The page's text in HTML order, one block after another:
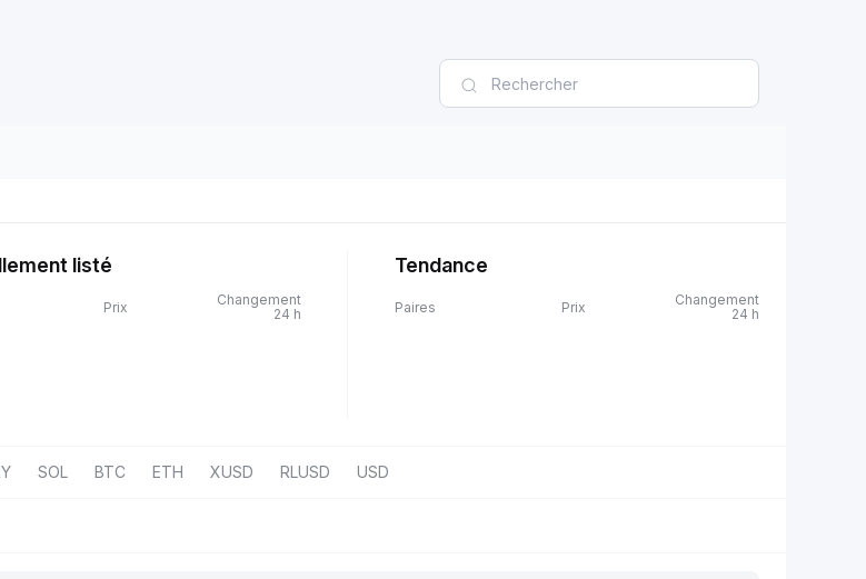
listé
Prix
Changement
24 h
Tendance
Paires Prix
Changement
24 h
SOL BTC ETH XUSD RLUSD USD